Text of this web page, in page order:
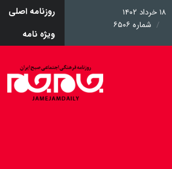
۱۸ خرداد ۱۴۰۲
شماره ۶۵۰۶
روزنامه اصلی
ویژه نامه